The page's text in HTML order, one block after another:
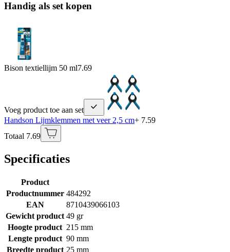
Handig als set kopen
Bison textiellijm 50 ml7.69
Voeg product toe aan set
Handson Lijmklemmen met veer 2,5 cm+ 7.59
Totaal 7.69
Specificaties
Product
Productnummer 484292
EAN
8710439066103
Gewicht product 49 gr
Hoogte product 215 mm
Lengte product 90 mm
Breedte product 25 mm